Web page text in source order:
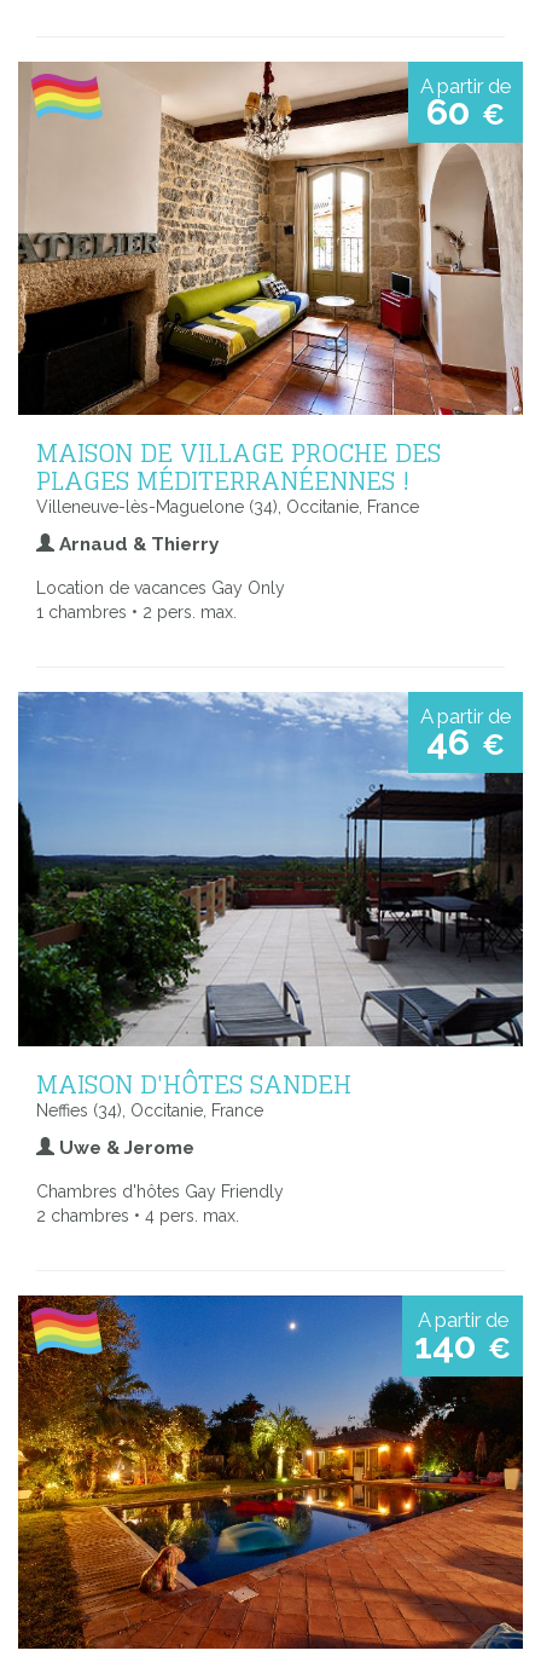
A partir de
60 €
MAISON DE VILLAGE PROCHE DES
PLAGES MÉDITERRANÉENNES !
Villeneuve-lès-Maguelone (34), Occitanie, France
Arnaud & Thierry
Location de vacances Gay Only
1 chambres • 2 pers. max.
A partir de
46 €
MAISON D'HÔTES SANDEH
Neffies (34), Occitanie, France
Uwe & Jerome
Chambres d'hôtes Gay Friendly
2 chambres • 4 pers. max.
A partir de
140 €